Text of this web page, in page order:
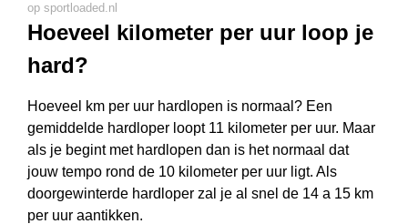
op sportloaded.nl
Hoeveel kilometer per uur loop je
hard?
Hoeveel km per uur hardlopen is normaal? Een
gemiddelde hardloper loopt 11 kilometer per uur. Maar
als je begint met hardlopen dan is het normaal dat
jouw tempo rond de 10 kilometer per uur ligt. Als
doorgewinterde hardloper zal je al snel de 14 a 15 km
per uur aantikken.